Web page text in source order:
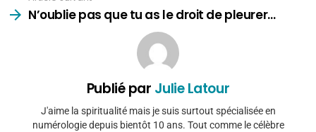
N’oublie pas que tu as le droit de pleurer…
Publié par Julie Latour
J'aime la spiritualité mais je suis surtout spécialisée en
numérologie depuis bientôt 10 ans. Tout comme le célèbre